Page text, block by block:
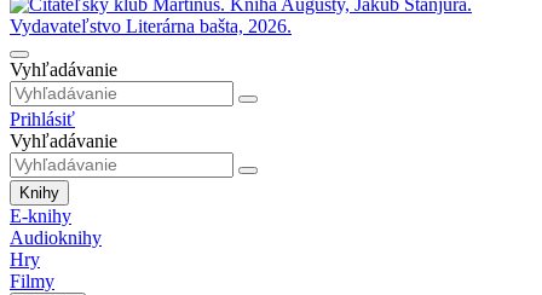
Vyhľadávanie
Prihlásiť
Vyhľadávanie
Knihy
E-knihy
Audioknihy
Hry
Filmy